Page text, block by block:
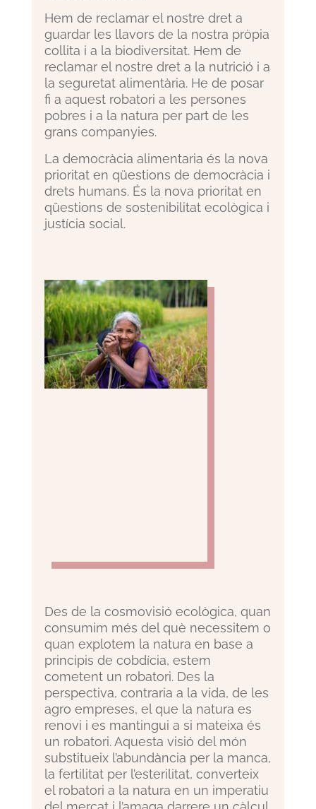
Hem de reclamar el nostre dret a
guardar les llavors de la nostra pròpia
collita i a la biodiversitat. Hem de
reclamar el nostre dret a la nutrició i a
la seguretat alimentària. He de posar
fi a aquest robatori a les persones
pobres i a la natura per part de les
grans companyies.
La democràcia alimentaria és la nova
prioritat en qüestions de democràcia i
drets humans. És la nova prioritat en
qüestions de sostenibilitat ecològica i
justícia social.
Des de la cosmovisió ecològica, quan
consumim més del què necessitem o
quan explotem la natura en base a
principis de cobdícia, estem
cometent un robatori. Des la
perspectiva, contraria a la vida, de les
agro empreses, el que la natura es
renovi i es mantingui a si mateixa és
un robatori. Aquesta visió del món
substitueix l’abundància per la manca,
la fertilitat per l’esterilitat, converteix
el robatori a la natura en un imperatiu